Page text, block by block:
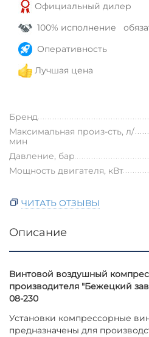
Официальный дилер
100% исполнение
Оперативность
Лучшая цена
Бренд
Максимальная произ-сть, л/
мин
Давление, бар
Мощность двигателя, кВт
ЧИТАТЬ ОТЗЫВЫ
Описание
Винтовой воздушный
производителя "Бежецкий
08-230
Установки компрессорные
предназначены для